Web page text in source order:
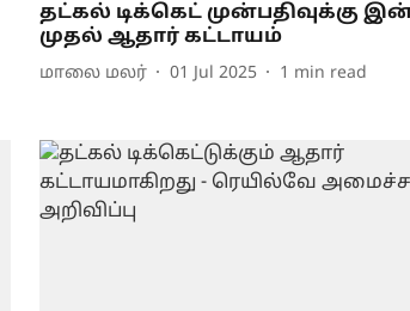
தட்கல் டிக்கெட் முன்பதிவுக்கு
முதல் ஆதார் கட்டாயம்
மாலை மலர் 01 Jul 2025 1 min read